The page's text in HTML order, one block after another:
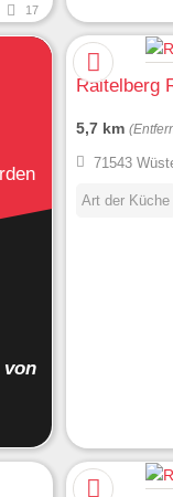
17
von
Raitelberg
5,7 km
71543
Art der Küche